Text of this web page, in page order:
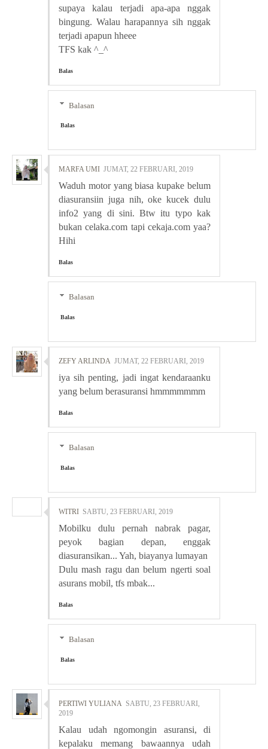
supaya kalau terjadi apa-apa nggak
bingung. Walau harapannya sih nggak
terjadi apapun hheee
TFS kak ^_^
Balas
Balasan
Balas
MARFA UMI JUMAT, 22 FEBRUARI, 2019
Waduh motor yang biasa kupake belum
diasuransiin juga nih, oke kucek dulu
info2 yang di sini. Btw itu typo kak
bukan celaka.com tapi cekaja.com yaa?
Hihi
Balas
Balasan
Balas
ZEFY ARLINDA JUMAT, 22 FEBRUARI, 2019
iya sih penting, jadi ingat kendaraanku
yang belum berasuransi hmmmmmmm
Balas
Balasan
Balas
WITRI SABTU, 23 FEBRUARI, 2019
Mobilku dulu pernah nabrak pagar,
peyok bagian depan, enggak
diasuransikan... Yah, biayanya lumayan
Dulu mash ragu dan belum ngerti soal
asurans mobil, tfs mbak...
Balas
Balasan
Balas
PERTIWI YULIANA SABTU, 23 FEBRUARI,
2019
Kalau udah ngomongin asuransi, di
kepalaku memang bawaannya udah